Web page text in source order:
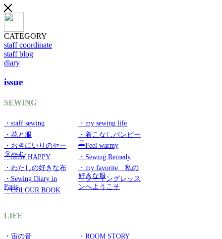
CATEGORY
staff coordinate
staff blog
diary
issue
SEWING
・staff sewing
・my sewing life
・花と服
・着こなしバンビー
ニ
・おきにいりのセー
ターと
・Feel warmy
・SEW HAPPY
・Sewing Remedy
・わたしの好きな布
・my favorite 私の
好きな服
・Sewing Diary in
Paris
・ソーイングレッス
ンへようこそ
・COLOUR BOOK
LIFE
・宙の音
・ROOM STORY